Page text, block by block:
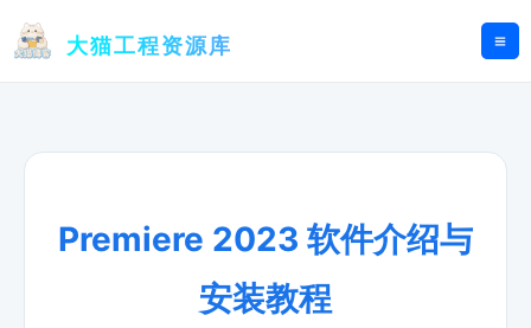
大猫工程资源库
Premiere 2023 软件介绍与
安装教程